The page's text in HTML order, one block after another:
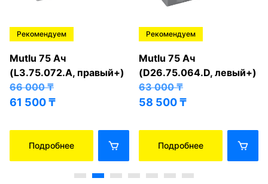
Рекомендуем
Mutlu 75 Ач
(L3.75.072.A, правый+)
66 000₸
61 500₸
Подробнее
Рекомендуем
Mutlu 75 Ач
(D26.75.064.D, левый+)
63 000₸
58 500₸
Подробнее